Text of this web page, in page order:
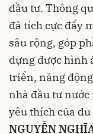
đầu tư. Thông
đã tích cực đẩy
sâu rộng, góp
dựng được hình
triển, năng
nhà đầu tư
yêu thích của
NGUYỄN